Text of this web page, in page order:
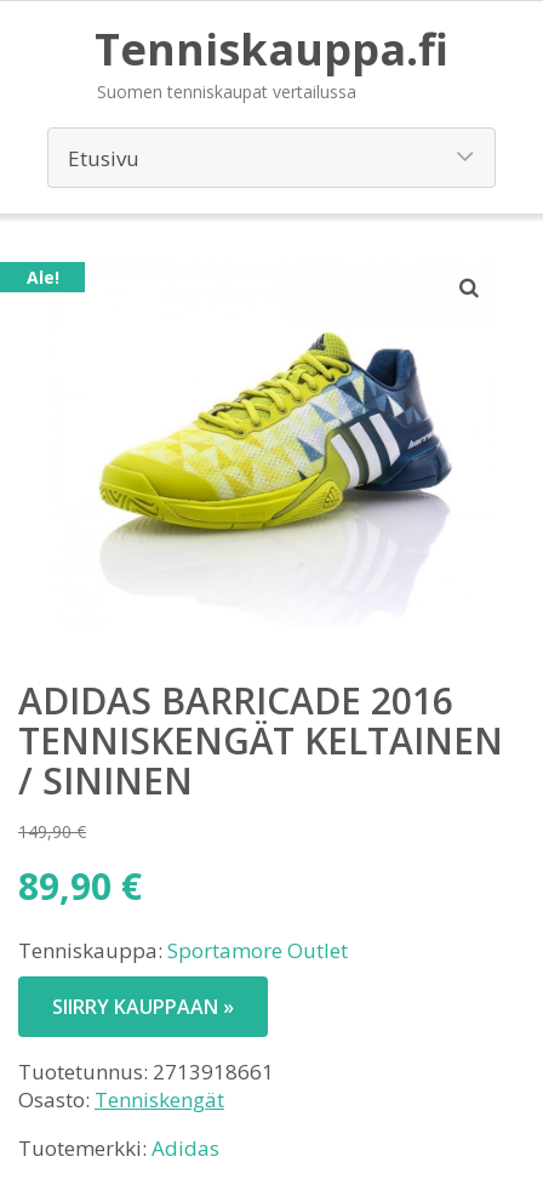
Tenniskauppa.fi
Suomen tenniskaupat vertailussa
Ale!
ADIDAS BARRICADE 2016
TENNISKENGÄT KELTAINEN
/ SININEN
149,90€
Alkuperäinen
hinta
149,90 €.
89,90 €
hinta
on:
89,90 €.
Tenniskauppa: Sportamore Outlet
SIIRRY KAUPPAAN »
Tuotetunnus: 2713918661
Osasto: Tenniskengät
Tuotemerkki: Adidas